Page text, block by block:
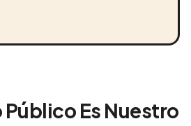
Es Nuestro